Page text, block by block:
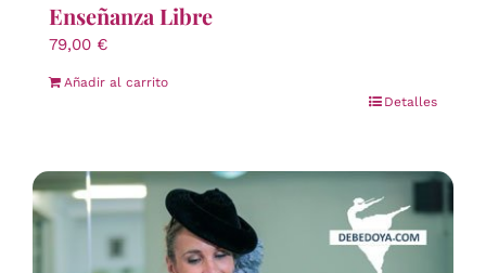
Enseñanza Libre
79,00 €
Añadir al carrito
Detalles